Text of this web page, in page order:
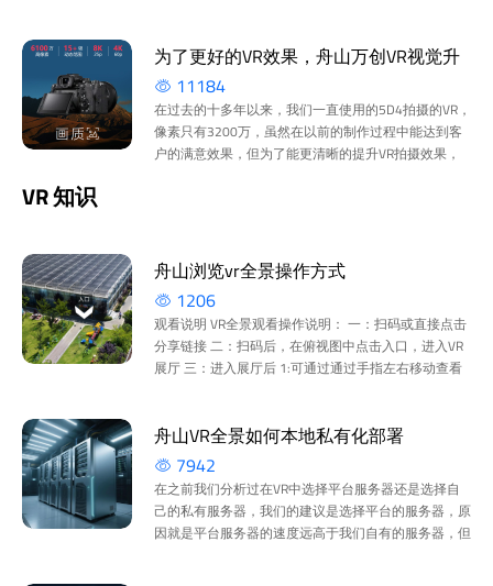
为了更好的VR效果，舟山万创VR视觉升
级高像素高画质相机
11184
在过去的十多年以来，我们一直使用的5D4拍摄的VR，
像素只有3200万，虽然在以前的制作过程中能达到客
户的满意效果，但为了能更清晰的提升VR拍摄效果，
VR 知识
舟山浏览vr全景操作方式
1206
观看说明 VR全景观看操作说明： 一：扫码或直接点击
分享链接 二：扫码后，在俯视图中点击入口，进入VR
展厅 三：进入展厅后 1:可通过通过手指左右移动查看
舟山VR全景如何本地私有化部署
7942
在之前我们分析过在VR中选择平台服务器还是选择自
己的私有服务器，我们的建议是选择平台的服务器，原
因就是平台服务器的速度远高于我们自有的服务器，但